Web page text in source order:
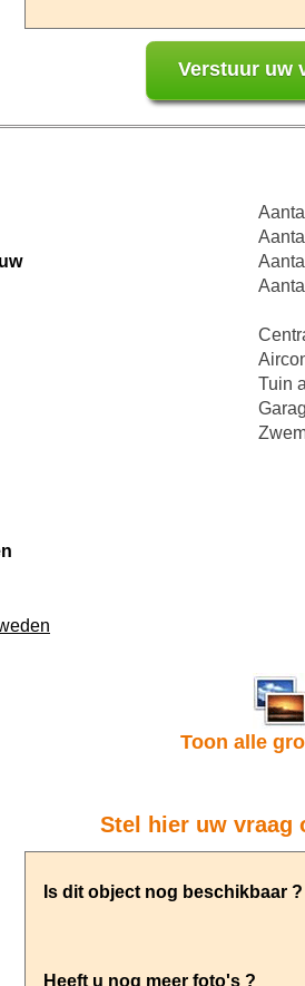
Tuin
Toon alle
Stel hier uw vraag